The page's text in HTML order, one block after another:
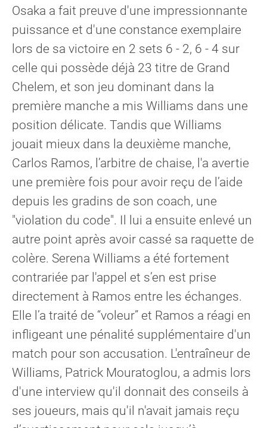
Osaka a fait preuve d'une impressionnante
puissance et d'une constance exemplaire
lors de sa victoire en 2 sets 6 - 2, 6 - 4 sur
celle qui possède déjà 23 titre de Grand
Chelem, et son jeu dominant dans la
première manche a mis Williams dans une
position délicate. Tandis que Williams
jouait mieux dans la deuxième manche,
Carlos Ramos, l’arbitre de chaise, l'a avertie
une première fois pour avoir reçu de l’aide
depuis les gradins de son coach, une
"violation du code". Il lui a ensuite enlevé un
autre point après avoir cassé sa raquette de
colère. Serena Williams a été fortement
contrariée par l'appel et s’en est prise
directement à Ramos entre les échanges.
Elle l’a traité de “voleur” et Ramos a réagi en
infligeant une pénalité supplémentaire d'un
match pour son accusation. L'entraîneur de
Williams, Patrick Mouratoglou, a admis lors
d'une interview qu'il donnait des conseils à
ses joueurs, mais qu'il n'avait jamais reçu